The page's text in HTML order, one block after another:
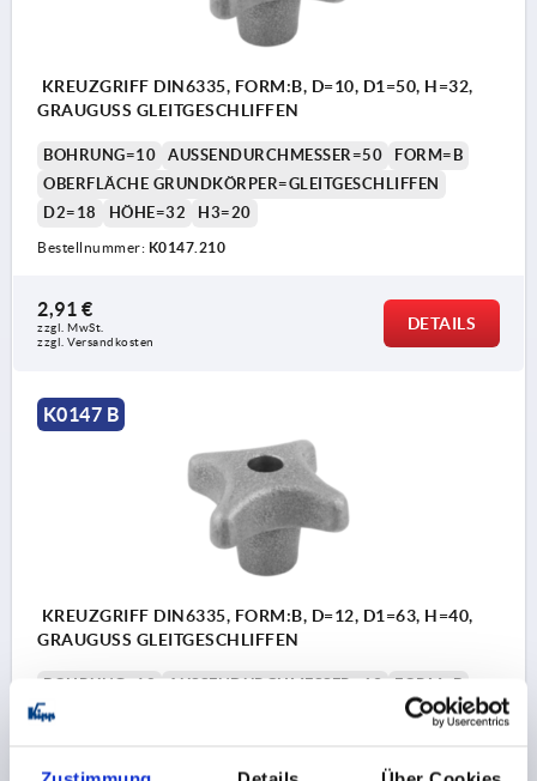
KREUZGRIFF DIN6335, FORM:B, D=10, D1=50, H=32,
GRAUGUSS GLEITGESCHLIFFEN
BOHRUNG=10 AUSSENDURCHMESSER=50
FORM=B
OBERFLÄCHE GRUNDKÖRPER=GLEITGESCHLIFFEN
D2=18
HÖHE=32 H3=20
Bestellnummer: K0147.210
2,91 €
zzgl. MwSt.
zzgl. Versandkosten
DETAILS
K0147 B
KREUZGRIFF DIN6335, FORM:B, D=12, D1=63, H=40,
GRAUGUSS GLEITGESCHLIFFEN
BOHRUNG=12 AUSSENDURCHMESSER=63
FORM=B
OBERFLÄCHE GRUNDKÖRPER=GLEITGESCHLIFFEN
Bestellnummer:K0147.212